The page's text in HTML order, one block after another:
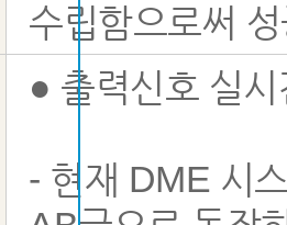
수립함으로써
● 출력신호 실
- 현재 DME 시